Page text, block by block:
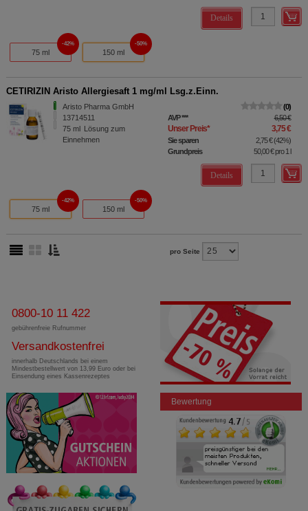
Details
75 ml
42%
150 ml
50%
CETIRIZIN Aristo Allergiesaft 1 mg/ml Lsg.z.Einn.
Aristo Pharma GmbH
13714511
75 ml
Lösung zum
Einnehmen
0
AVP*** 6,50 €
Unser Preis* 3,75 €
Sie sparen 2,75 €(42%)
Grundpreis
50,00 €pro 1 l
Details
75 ml
42%
150 ml
50%
pro Seite
0800-10 11 422
gebührenfreie Rufnummer
Versandkostenfrei
innerhalb Deutschlands bei einem
Mindestbestellwert von 13,99 Euro oder bei
Einsendung eines Kassenrezeptes
Bewertung